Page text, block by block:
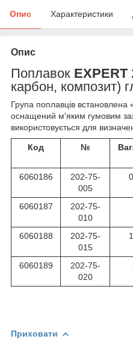
Опис Характеристики
Опис
Поплавок EXPERT
карбон, композит)
Група поплавців
оснащений м'яким гумовим
використовується для
Код №
6060186
202-75-
005
6060187
202-75-
010
6060188
202-75-
015
6060189
202-75-
020
Приховати